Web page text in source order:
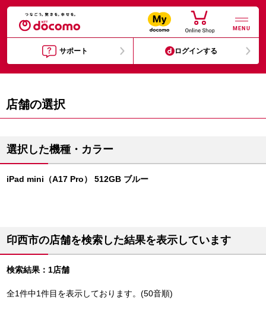
MENU
サポート ログインする
店舗の選択
選択した機種・カラー
iPad mini（A17 Pro） 512GB ブルー
印西市の店舗を検索した結果を表示しています
検索結果：1店舗
全1件中1件目を表示しております。(50音順)